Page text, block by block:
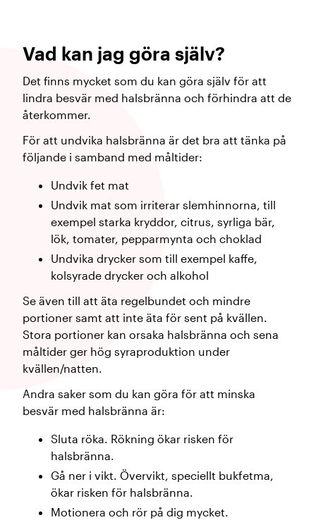
Vad kan jag göra själv?
Det finns mycket som du kan göra själv för att
lindra besvär med halsbränna och förhindra att de
återkommer.
För att undvika halsbränna är det bra att tänka på
följande i samband med måltider:
Undvik fet mat
Undvik mat som irriterar slemhinnorna, till
exempel starka kryddor, citrus, syrliga bär,
lök, tomater, pepparmynta och choklad
Undvika drycker som till exempel kaffe,
kolsyrade drycker och alkohol
Se även till att äta regelbundet och mindre
portioner samt att inte äta för sent på kvällen.
Stora portioner kan orsaka halsbränna och sena
måltider ger hög syraproduktion under
kvällen/natten.
Andra saker som du kan göra för att minska
besvär med halsbränna är:
Sluta röka. Rökning ökar risken för
halsbränna.
Gå ner i vikt. Övervikt, speciellt bukfetma,
ökar risken för halsbränna.
Motionera och rör på dig mycket.